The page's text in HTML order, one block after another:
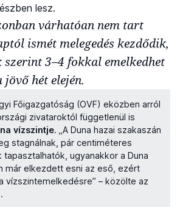
lesz.
várhatóan nem tart
ismét melegedés kezdődik,
szerint 3–4 fokkal emelkedhet
hét elején.
Főigazgatóság (OVF) eközben arról
zivataroktól függetlenül is
vízszintje. „A Duna hazai szakaszán
stagnálnak, pár centiméteres
ugyanakkor a Duna
már elkezdett esni az eső, ezért
vízszintemelkedésre” – közölte az